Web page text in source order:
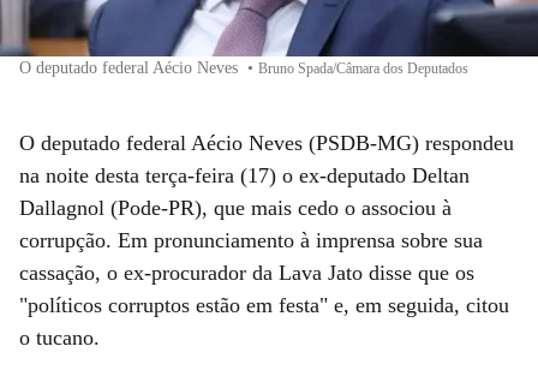
O deputado federal Aécio Neves • Bruno Spada/Câmara dos Deputados
O deputado federal Aécio Neves (PSDB-MG) respondeu
na noite desta terça-feira (17) o ex-deputado Deltan
Dallagnol (Pode-PR), que mais cedo o associou à
corrupção. Em pronunciamento à imprensa sobre sua
cassação, o ex-procurador da Lava Jato disse que os
"políticos corruptos estão em festa" e, em seguida, citou
o tucano.